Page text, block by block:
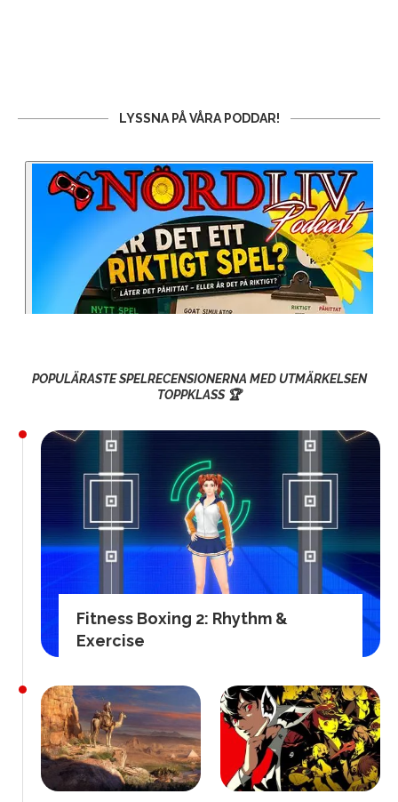
LYSSNA PÅ VÅRA PODDAR!
POPULÄRASTE SPELRECENSIONERNA MED UTMÄRKELSEN
TOPPKLASS 🏆
Fitness Boxing 2: Rhythm &
Exercise